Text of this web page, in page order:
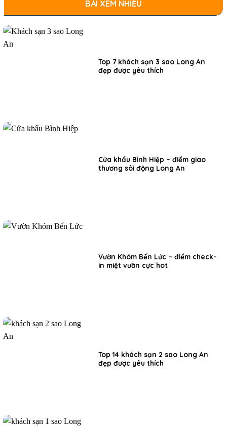
BÀI XEM NHIỀU
Top 7 khách sạn 3 sao Long An
đẹp được yêu thích
Cửa khẩu Bình Hiệp – điểm giao
thương sôi động Long An
Vườn Khóm Bến Lức – điểm check-
in miệt vườn cực hot
Top 14 khách sạn 2 sao Long An
đẹp được yêu thích